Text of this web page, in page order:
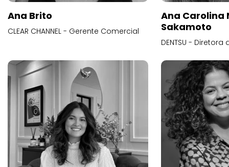
Ana Brito
CLEAR CHANNEL - Gerente Comercial
Ana Carolina
Sakamoto
DENTSU -